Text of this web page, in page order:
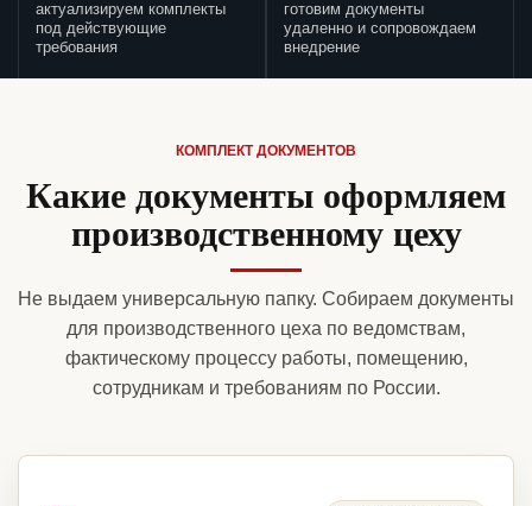
актуализируем комплекты
под действующие
требования
готовим документы
удаленно и сопровождаем
внедрение
КОМПЛЕКТ ДОКУМЕНТОВ
Какие документы оформляем
производственному цеху
Не выдаем универсальную папку. Собираем документы
для производственного цеха по ведомствам,
фактическому процессу работы, помещению,
сотрудникам и требованиям по России.